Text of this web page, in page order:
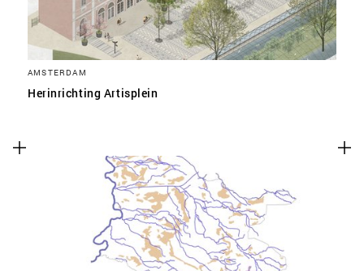
AMSTERDAM
Herinrichting Artisplein